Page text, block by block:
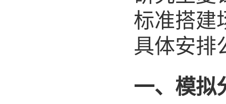
标准搭建
具体安排
一、模拟